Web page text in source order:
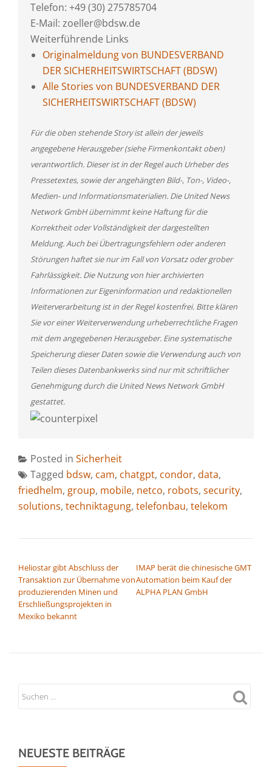
Telefon: +49 (30) 275785704
E-Mail: zoeller@bdsw.de
Weiterführende Links
Originalmeldung von BUNDESVERBAND
DER SICHERHEITSWIRTSCHAFT (BDSW)
Alle Stories von BUNDESVERBAND DER
SICHERHEITSWIRTSCHAFT (BDSW)
Für die oben stehende Story ist allein der jeweils
angegebene Herausgeber (siehe Firmenkontakt oben)
verantwortlich. Dieser ist in der Regel auch Urheber des
Pressetextes, sowie der angehängten Bild-, Ton-, Video-,
Medien- und Informationsmaterialien. Die United News
Network GmbH übernimmt keine Haftung für die
Korrektheit oder Vollständigkeit der dargestellten
Meldung. Auch bei Übertragungsfehlern oder anderen
Störungen haftet sie nur im Fall von Vorsatz oder grober
Fahrlässigkeit. Die Nutzung von hier archivierten
Informationen zur Eigeninformation und redaktionellen
Weiterverarbeitung ist in der Regel kostenfrei. Bitte klären
Sie vor einer Weiterverwendung urheberrechtliche Fragen
mit dem angegebenen Herausgeber. Eine systematische
Speicherung dieser Daten sowie die Verwendung auch von
Teilen dieses Datenbankwerks sind nur mit schriftlicher
Genehmigung durch die United News Network GmbH
gestattet.
Posted in Sicherheit
Tagged bdsw, cam, chatgpt, condor, data,
friedhelm, group, mobile, netco, robots, security,
solutions, techniktagung, telefonbau, telekom
Heliostar gibt Abschluss der
Transaktion zur Übernahme von
produzierenden Minen und
Erschließungsprojekten in
Mexiko bekannt
IMAP berät die chinesische GMT
Automation beim Kauf der
ALPHA PLAN GmbH
NEUESTE BEITRÄGE